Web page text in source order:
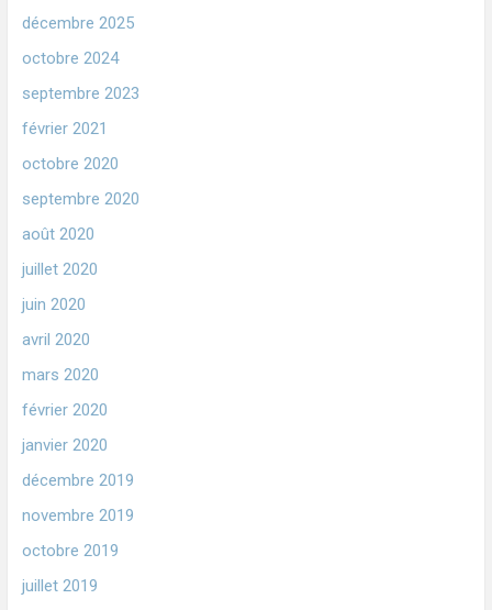
décembre 2025
octobre 2024
septembre 2023
février 2021
octobre 2020
septembre 2020
août 2020
juillet 2020
juin 2020
avril 2020
mars 2020
février 2020
janvier 2020
décembre 2019
novembre 2019
octobre 2019
juillet 2019